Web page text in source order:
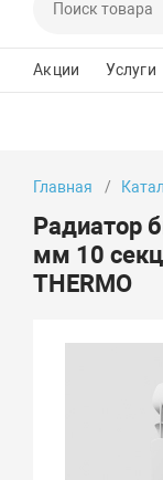
Акции Услуги
Главная
Радиатор
мм 10
THERMO